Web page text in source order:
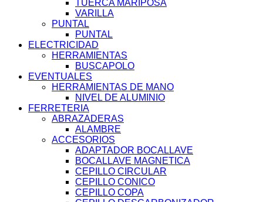
TUERCA MARIPOSA
VARILLA
PUNTAL
PUNTAL
ELECTRICIDAD
HERRAMIENTAS
BUSCAPOLO
EVENTUALES
HERRAMIENTAS DE MANO
NIVEL DE ALUMINIO
FERRETERIA
ABRAZADERAS
ALAMBRE
ACCESORIOS
ADAPTADOR BOCALLAVE
BOCALLAVE MAGNETICA
CEPILLO CIRCULAR
CEPILLO CONICO
CEPILLO COPA